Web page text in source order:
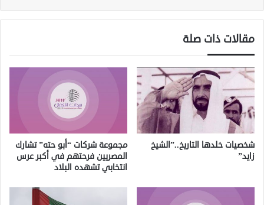
مقالات ذات صلة
شخصيات خلدها التاريخ..”الشيخ
زايد”
مجموعة شركات “أبو حته” تشارك
المصريين فرحتهم في أكبر عرس
انتخابي تشهده البلاد